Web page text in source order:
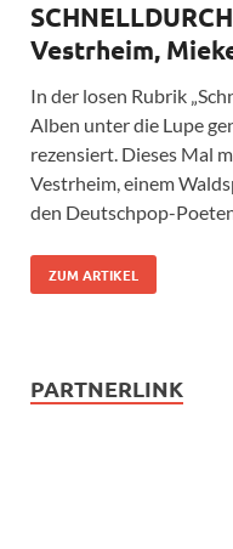
Vestrheim,
In der losen Rubrik
Alben unter die Lupe
rezensiert. Dieses Mal
Vestrheim, einem
den Deutschpop-
ZUM ARTIKEL
PARTNERLINK